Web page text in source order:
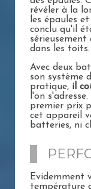
révéler à la
les épaules
conclu qu'il
dans les toits.
Avec deux
son système
pratique, il
l'on
premier prix
cet appareil
batteries, ni
Evidemment
température